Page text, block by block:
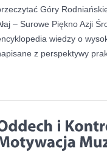
Góry
– Surowe Piękno Azji
wiedzy o
z perspektywy